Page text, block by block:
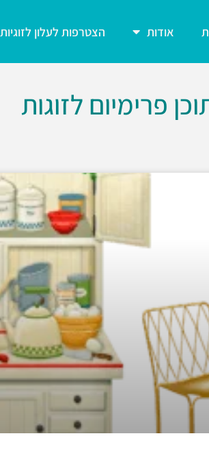
אודות הצטרפות לעלון לזוגיות
פרימיום לזוגות